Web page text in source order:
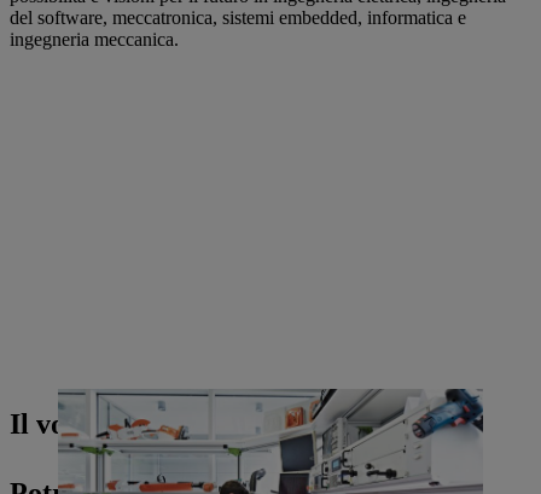
del software, meccatronica, sistemi embedded, informatica e
ingegneria meccanica.
Il vostro contatto stampa